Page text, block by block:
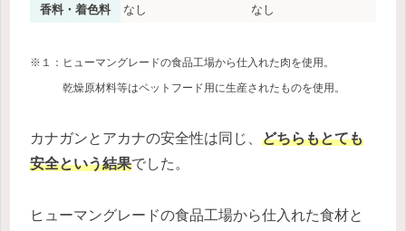
香料・着色料
なし なし
※１：ヒューマングレードの食品工場から仕入れた肉を使用。
乾燥原材料等はペットフード用に生産されたものを使用。
カナガンとアカナの安全性は同じ、 どちらもとても
安全という結果でした。
ヒューマングレードの食品工場から仕入れた食材と